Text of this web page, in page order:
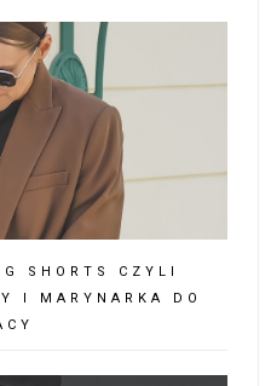
SHORTS CZYLI
I MARYNARKA DO